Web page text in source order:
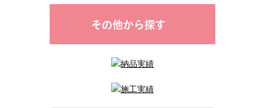
その他から探す